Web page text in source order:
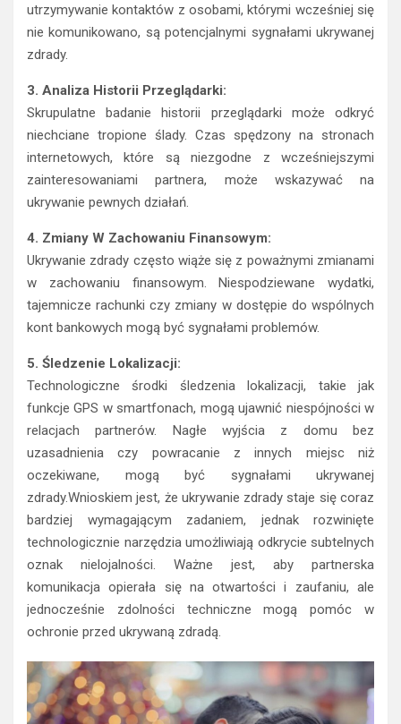
utrzymywanie kontaktów z osobami, którymi wcześniej się
nie komunikowano, są potencjalnymi sygnałami ukrywanej
zdrady.
3. Analiza Historii Przeglądarki:
Skrupulatne badanie historii przeglądarki może odkryć
niechciane tropione ślady. Czas spędzony na stronach
internetowych, które są niezgodne z wcześniejszymi
zainteresowaniami partnera, może wskazywać na
ukrywanie pewnych działań.
4. Zmiany W Zachowaniu Finansowym:
Ukrywanie zdrady często wiąże się z poważnymi zmianami
w zachowaniu finansowym. Niespodziewane wydatki,
tajemnicze rachunki czy zmiany w dostępie do wspólnych
kont bankowych mogą być sygnałami problemów.
5. Śledzenie Lokalizacji:
Technologiczne środki śledzenia lokalizacji, takie jak
funkcje GPS w smartfonach, mogą ujawnić niespójności w
relacjach partnerów. Nagłe wyjścia z domu bez
uzasadnienia czy powracanie z innych miejsc niż
oczekiwane, mogą być sygnałami ukrywanej
zdrady.Wnioskiem jest, że ukrywanie zdrady staje się coraz
bardziej wymagającym zadaniem, jednak rozwinięte
technologicznie narzędzia umożliwiają odkrycie subtelnych
oznak nielojalności. Ważne jest, aby partnerska
komunikacja opierała się na otwartości i zaufaniu, ale
jednocześnie zdolności techniczne mogą pomóc w
ochronie przed ukrywaną zdradą.